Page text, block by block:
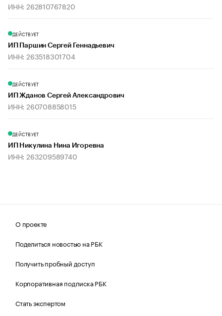
ИНН: 262810767820
ДЕЙСТВУЕТ
ИП Паршин Сергей Геннадьевич
ИНН: 263518301704
ДЕЙСТВУЕТ
ИП Жданов Сергей Александрович
ИНН: 260708858015
ДЕЙСТВУЕТ
ИП Никулина Нина Игоревна
ИНН: 263209589740
О проекте
Поделиться новостью на РБК
Получить пробный доступ
Корпоративная подписка РБК
Стать экспертом